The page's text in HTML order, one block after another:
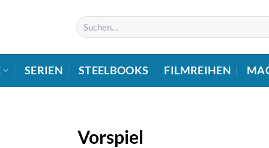
Suchen
nach:
SERIEN STEELBOOKS FILMREIHEN
Vorspiel